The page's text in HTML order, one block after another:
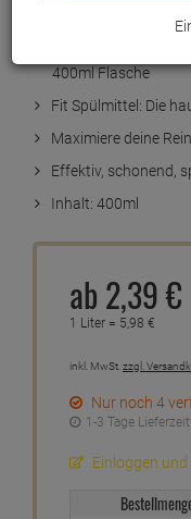
400ml Flasche
Fit Spülmittel: Die
Maximiere deine
Effektiv, schonend,
Inhalt: 400ml
ab 2,39€
1 Liter = 5,98 €
inkl. MwSt. zzgl.
Nur noch 4
1-3 Tage Lieferzeit
Einloggen